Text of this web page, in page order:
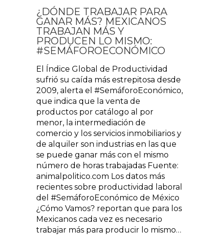
¿DÓNDE TRABAJAR PARA
GANAR MÁS? MEXICANOS
TRABAJAN MÁS Y
PRODUCEN LO MISMO:
#SEMÁFOROECONÓMICO
El Índice Global de Productividad
sufrió su caída más estrepitosa desde
2009, alerta el #SemáforoEconómico,
que indica que la venta de
productos por catálogo al por
menor, la intermediación de
comercio y los servicios inmobiliarios y
de alquiler son industrias en las que
se puede ganar más con el mismo
número de horas trabajadas Fuente:
animalpolitico.com Los datos más
recientes sobre productividad laboral
del #SemáforoEconómico de México
¿Cómo Vamos? reportan que para los
Mexicanos cada vez es necesario
trabajar más para producir lo mismo…